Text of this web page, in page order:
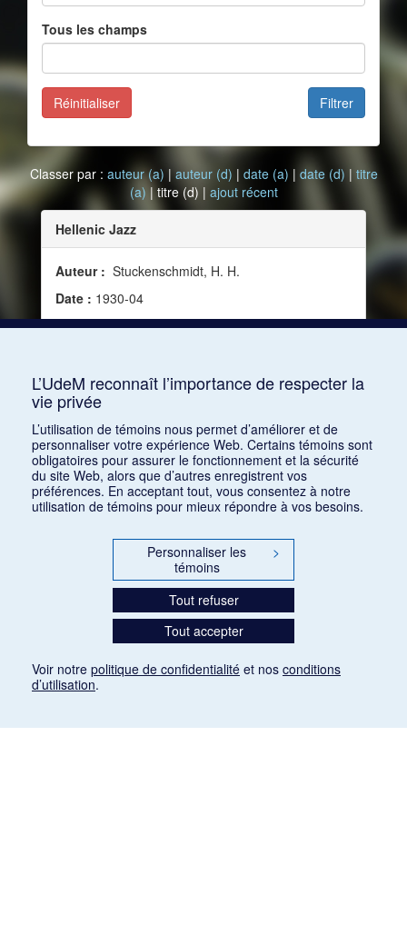
Tous les champs
Filtrer
Réinitialiser
Classer par : auteur (a) | auteur (d) | date (a) | date (d) | titre
(a) | titre (d) | ajout récent
Hellenic Jazz
Auteur : Stuckenschmidt, H. H.
Date : 1930-04
Source :Modern Music, vol. 7, no 3 (avril 1930)
L’UdeM reconnaît l’importance de respecter la
vie privée
L’utilisation de témoins nous permet d’améliorer et de
personnaliser votre expérience Web. Certains témoins sont
obligatoires pour assurer le fonctionnement et la sécurité
du site Web, alors que d’autres enregistrent vos
préférences. En acceptant tout, vous consentez à notre
utilisation de témoins pour mieux répondre à vos besoins.
Personnaliser les
témoins
>
Tout refuser
Tout accepter
Voir notre politique de confidentialité et nos conditions
d’utilisation.